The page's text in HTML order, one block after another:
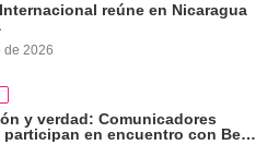
reúne en Nicaragua
de 2026
y verdad: Comunicadores
en encuentro con Ben